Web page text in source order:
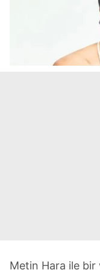
Metin Hara ile bir